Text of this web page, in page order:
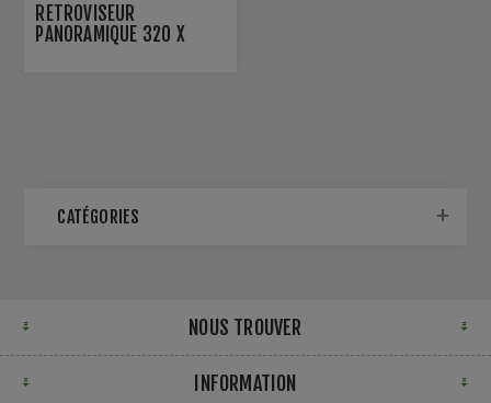
RÉTROVISEUR
PANORAMIQUE 320 X
CATÉGORIES
NOUS TROUVER
INFORMATION